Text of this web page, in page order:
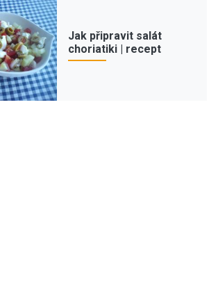
Jak připravit salát
choriatiki | recept